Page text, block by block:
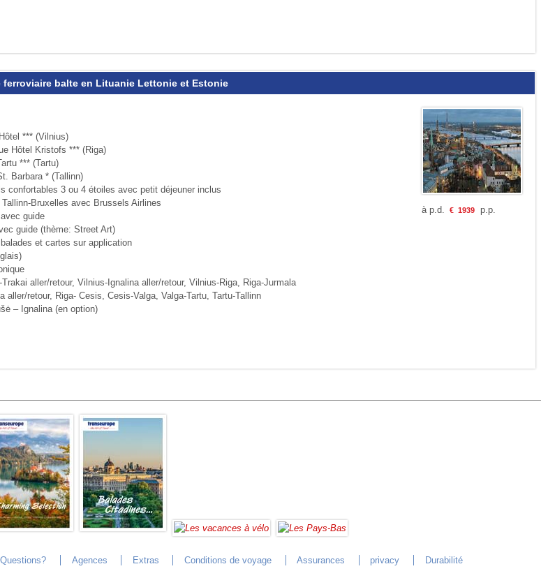
ferroviaire balte en Lituanie Lettonie et Estonie
*** (Vilnius)
Hôtel Kristofs *** (Riga)
*** (Tartu)
Barbara * (Tallinn)
confortables 3 ou 4 étoiles avec petit déjeuner inclus
Bruxelles avec Brussels Airlines
guide
guide (thème: Street Art)
et cartes sur application
aller/retour, Vilnius-Ignalina aller/retour, Vilnius-Riga, Riga-Jurmala
aller/retour, Riga- Cesis, Cesis-Valga, Valga-Tartu, Tartu-Tallinn
– Ignalina (en option)
à p.d. € 1939p.p.
Questions? Agences Extras Conditions de voyage Assurances privacy Durabilité